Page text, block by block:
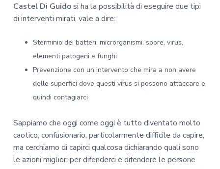
Castel Di Guidosi ha la possibilità di eseguire due tipi
di interventi mirati, vale a dire:
Sterminio dei batteri, microrganismi, spore, virus,
elementi patogeni e funghi
Prevenzione con un intervento che mira a non avere
delle superfici dove questi virus si possono attaccare e
quindi contagiarci
Sappiamo che oggi come oggi è tutto diventato molto
caotico, confusionario, particolarmente difficile da capire,
ma cerchiamo di capirci qualcosa dichiarando quali sono
le azioni migliori per difenderci e difendere le persone